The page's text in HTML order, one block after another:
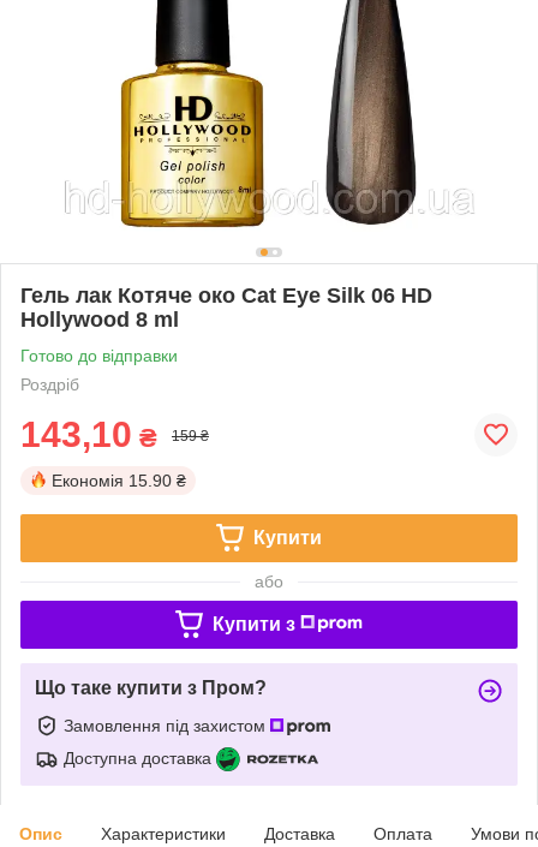
Гель лак Котяче око Cat Eye Silk 06 HD
Hollywood 8 ml
Готово до відправки
Роздріб
143,10 ₴ 159 ₴
Економія 15.90 ₴
Купити
або
Купити з
Що таке купити з Пром?
Замовлення під захистом
Доступна доставка
Опис Характеристики Доставка Оплата Умови